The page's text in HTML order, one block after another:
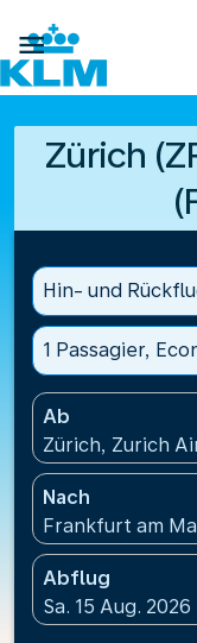

Zürich
Hin- und
1 Passagier,
Ab
Zürich, Zurich
Nach
Frankfurt am
Abflug
fc-booking-
Sa. 15 Aug. 2026